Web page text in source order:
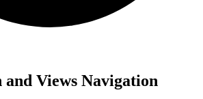
and Views Navigation